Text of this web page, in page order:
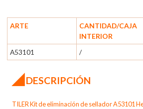
ARTE
CANTIDAD/CAJA
INTERIOR
A53101
/
◢DESCRIPCIÓN
TILER Kit de eliminación de sellador A53101